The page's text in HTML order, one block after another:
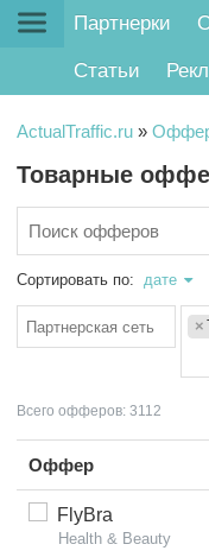
Партнерки
Статьи
ActualTraffic.ru »
Товарные
Сортировать по: дате
×
Всего офферов: 3112
Оффер
FlyBra
Health & Beauty